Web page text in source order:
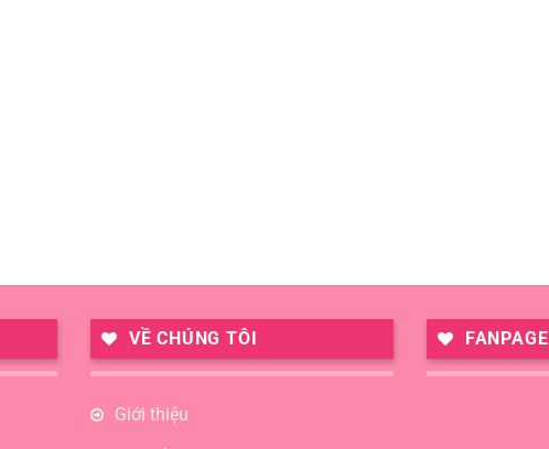
VỀ CHÚNG TÔI
Giới thiệu
FANPAGE